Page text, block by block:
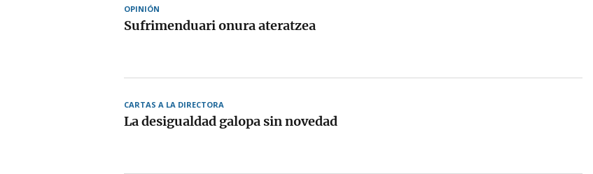
OPINIÓN
Sufrimenduari onura ateratzea
CARTAS A LA DIRECTORA
La desigualdad galopa sin novedad